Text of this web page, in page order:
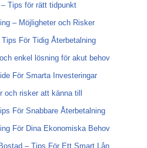
Tips för rätt tidpunkt
– Möjligheter och Risker
För Tidig Återbetalning
enkel lösning för akut behov
För Smarta Investeringar
och risker att känna till
För Snabbare Återbetalning
För Dina Ekonomiska Behov
– Tips För Ett Smart Lån